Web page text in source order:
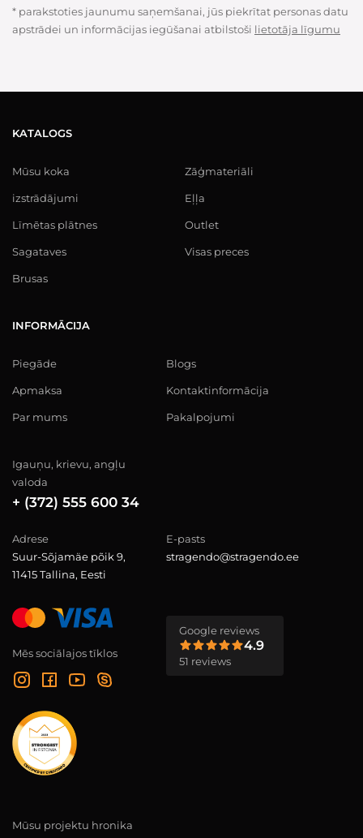
* parakstoties jaunumu saņemšanai, jūs piekrītat personas datu
apstrādei un informācijas iegūšanai atbilstoši lietotāja līgumu
KATALOGS
Mūsu koka
izstrādājumi
Līmētas plātnes
Sagataves
Brusas
Zāģmateriāli
Eļļa
Outlet
Visas preces
INFORMĀCIJA
Piegāde
Apmaksa
Par mums
Blogs
Kontaktinformācija
Pakalpojumi
Igauņu, krievu, angļu
valoda
+ (372) 555 600 34
Adrese
Suur-Sõjamäe põik 9,
11415 Tallina, Eesti
E-pasts
stragendo@stragendo.ee
Mēs sociālajos tīklos
Google reviews
4.9
51 reviews
Mūsu projektu hronika